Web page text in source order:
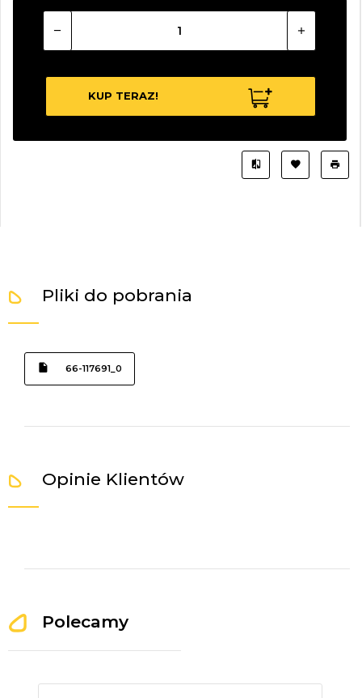
KUP TERAZ!
Pliki do pobrania
66-117691_0
Opinie Klientów
Polecamy